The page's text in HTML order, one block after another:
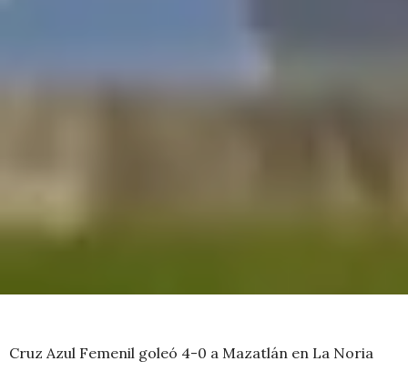
Cruz Azul Femenil goleó 4-0 a Mazatlán en La Noria